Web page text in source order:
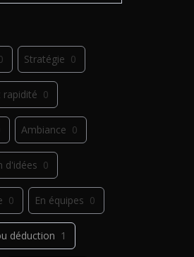
Stratégie 0
rapidité 0
Ambiance 0
d'idées 0
0 En équipes 0
déduction 1